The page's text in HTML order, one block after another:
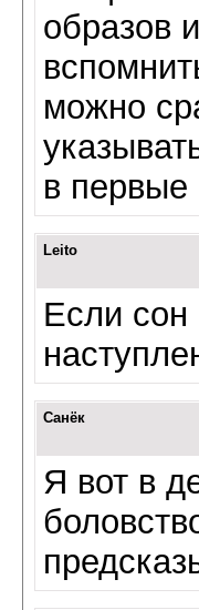
образов
можно
в первые
Leito
Если сон
Санёк
Я вот в